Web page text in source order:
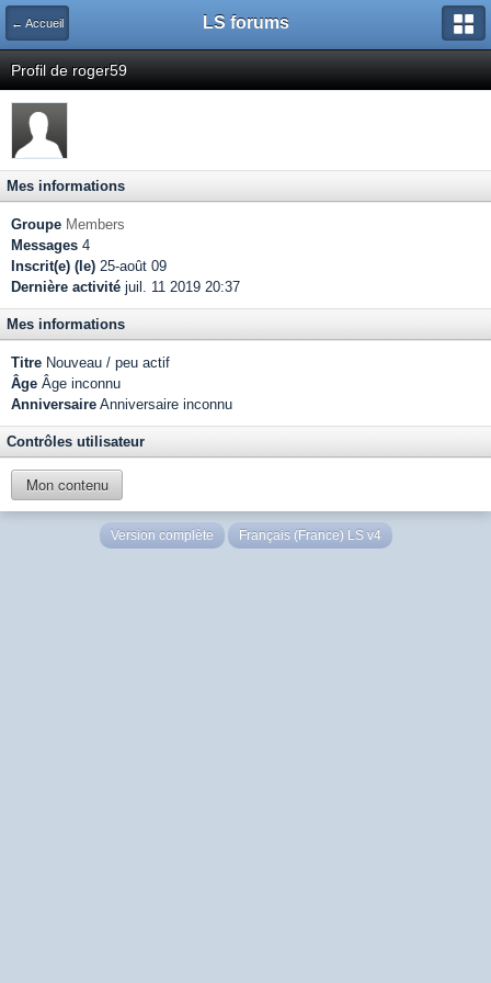
← Accueil LS forums
Profil de roger59
Mes informations
Groupe Members
Messages 4
Inscrit(e) (le) 25-août 09
Dernière activité juil. 11 2019 20:37
Mes informations
Titre Nouveau / peu actif
Âge Âge inconnu
Anniversaire Anniversaire inconnu
Contrôles utilisateur
Mon contenu
Version complète Français (France) LS v4